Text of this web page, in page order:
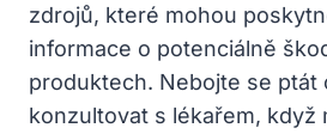
zdrojů, které mohou
informace o potenciálně
produktech. Nebojte se ptát
konzultovat s lékařem, když